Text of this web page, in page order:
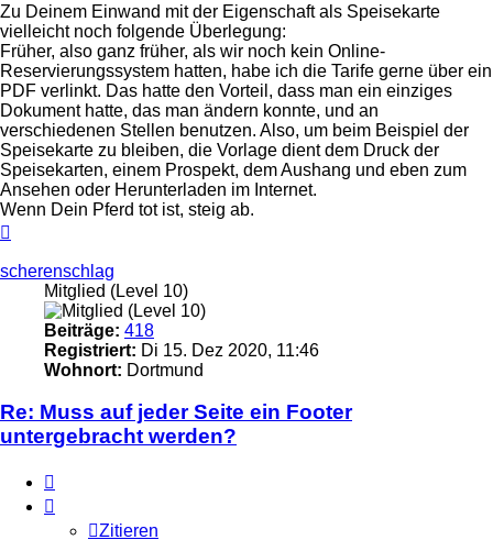
Zu Deinem Einwand mit der Eigenschaft als Speisekarte
vielleicht noch folgende Überlegung:
Früher, also ganz früher, als wir noch kein Online-
Reservierungssystem hatten, habe ich die Tarife gerne über ein
PDF verlinkt. Das hatte den Vorteil, dass man ein einziges
Dokument hatte, das man ändern konnte, und an
verschiedenen Stellen benutzen. Also, um beim Beispiel der
Speisekarte zu bleiben, die Vorlage dient dem Druck der
Speisekarten, einem Prospekt, dem Aushang und eben zum
Ansehen oder Herunterladen im Internet.
Wenn Dein Pferd tot ist, steig ab.
scherenschlag
Mitglied (Level 10)
Beiträge: 418
Registriert: Di 15. Dez 2020, 11:46
Wohnort: Dortmund
Re: Muss auf jeder Seite ein Footer
untergebracht werden?
Zitieren